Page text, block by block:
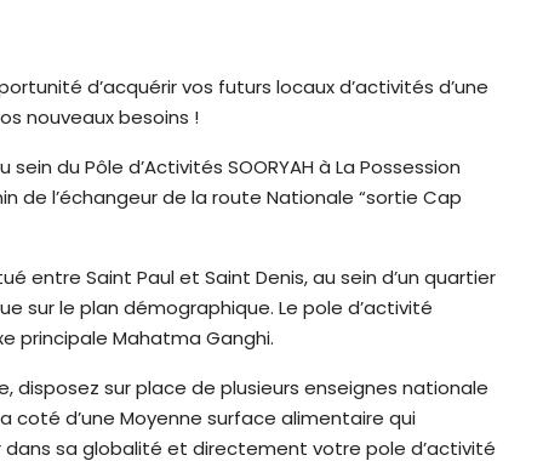
d’acquérir vos futurs locaux d’activités d’une
nouveaux besoins !
du Pôle d’Activités SOORYAH à La Possession
de l’échangeur de la route Nationale “sortie Cap
entre Saint Paul et Saint Denis, au sein d’un quartier
sur le plan démographique. Le pole d’activité
principale Mahatma Ganghi.
disposez sur place de plusieurs enseignes nationale
coté d’une Moyenne surface alimentaire qui
sa globalité et directement votre pole d’activité